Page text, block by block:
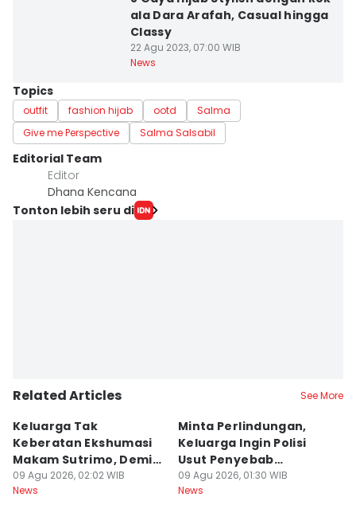
ala Dara Arafah, Casual hingga
Classy
22 Agu 2023, 07:00 WIB
News
Topics
outfit fashion hijab ootd
Salma
Give me Perspective
Salma Salsabil
Editorial Team
Editor
Dhana Kencana
Tonton lebih seru di
Related Articles See More
Keluarga Tak
Keberatan Ekshumasi
Makam Sutrimo, Demi
Usut Kematian
Almarhum
09 Agu 2026, 02:02 WIB
News
Minta Perlindungan,
Keluarga Ingin Polisi
Usut Penyebab
Kematian Sutrimo
09 Agu 2026, 01:30 WIB
News